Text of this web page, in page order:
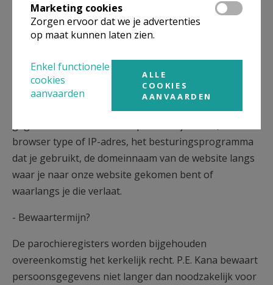
* Op onze website en Facebookpagina komen
uitnodigingen en verslagen met foto’s van onze
activiteiten. Via deze kanalen geven we nooit
persoonlijke gegevens mee. In het geval van de
initiatiesacramenten of het huwelijk, houden we
rekening met de ingevulde privacy formulieren.
* Onze websites verzamelen nooit anonieme of
browser type of IP-adres, het besturingsprogramma
dat je gebruikt, de domeinnaam van de website langs
waar je naar onze website gekomen bent of
waarlangs je die verlaat.
- Bewaartermijn?
De parochieregisters worden bijgehouden
overeenkomstig het kerkelijk recht. P.E. Kana bewaart
persoonsgegevens niet langer dan noodzakelijk voor
Marketing cookies
Zorgen ervoor dat we je advertenties
op maat kunnen laten zien.
Enkel functionele
cookies
aanvaarden
ALLE
COOKIES
AANVAARDEN